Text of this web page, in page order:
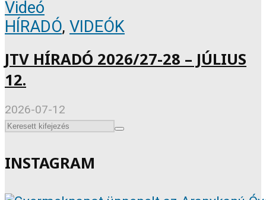
Videó
HÍRADÓ, VIDEÓK
JTV HÍRADÓ 2026/27-28 – JÚLIUS
12.
2026-07-12
INSTAGRAM